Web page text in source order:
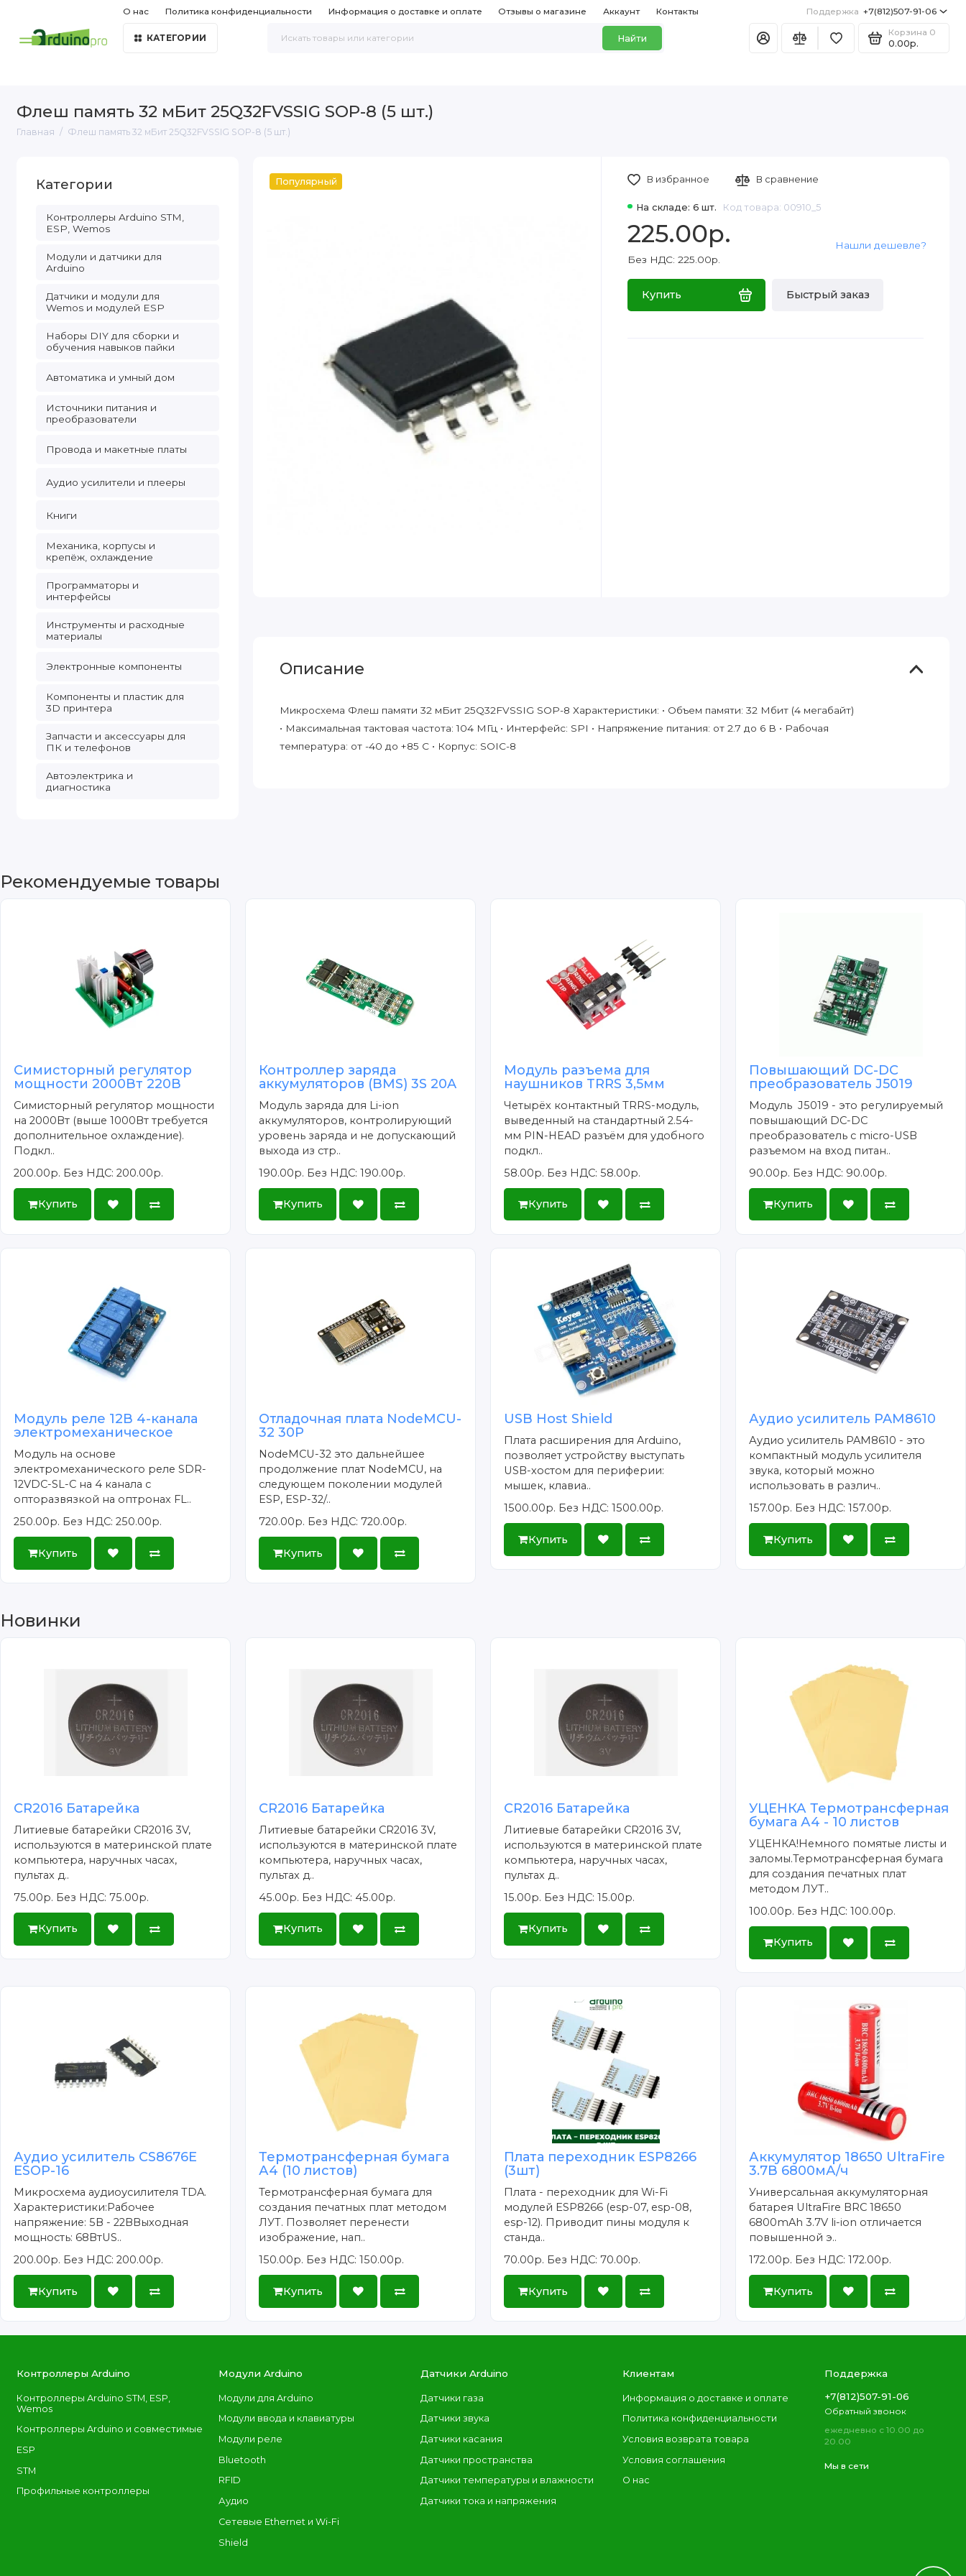
О нас Политика конфиденциальности Информация о доставке и оплате Отзывы о магазине Аккаунт Контакты Поддержка +7(812)507-91-06
КАТЕГОРИИ Найти
Корзина 0
0.00р.
Флеш память 32 мБит 25Q32FVSSIG SOP-8 (5 шт.)
Главная Флеш память 32 мБит 25Q32FVSSIG SOP-8 (5 шт.)
Категории
Контроллеры Arduino STM,
ESP, Wemos
Модули и датчики для
Arduino
Датчики и модули для
Wemos и модулей ESP
Наборы DIY для сборки и
обучения навыков пайки
Автоматика и умный дом
Источники питания и
преобразователи
Провода и макетные платы
Аудио усилители и плееры
Книги
Механика, корпусы и
крепёж, охлаждение
Программаторы и
интерфейсы
Инструменты и расходные
материалы
Электронные компоненты
Компоненты и пластик для
3D принтера
Запчасти и аксессуары для
ПК и телефонов
Автоэлектрика и
диагностика
Популярный
На складе: 6 шт. Код товара: 00910_5
225.00р.
Без НДС: 225.00р.
Купить Быстрый заказ
Нашли дешевле?
В избранное В сравнение
Описание
Микросхема Флеш памяти 32 мБит 25Q32FVSSIG SOP-8 Характеристики: • Объем памяти: 32 Мбит (4 мегабайт)
• Максимальная тактовая частота: 104 МГц • Интерфейс: SPI • Напряжение питания: от 2.7 до 6 В • Рабочая
температура: от -40 до +85 С • Корпус: SOIC-8
Рекомендуемые товары
Симисторный регулятор
мощности 2000Вт 220В
Симисторный регулятор мощности
на 2000Вт (выше 1000Вт требуется
дополнительное охлаждение).
Подкл..
200.00р. Без НДС: 200.00р.
Купить
Контроллер заряда
аккумуляторов (BMS) 3S 20A
Модуль заряда для Li-ion
аккумуляторов, контролирующий
уровень заряда и не допускающий
выхода из стр..
190.00р. Без НДС: 190.00р.
Купить
Модуль разъема для
наушников TRRS 3,5мм
Четырёх контактный TRRS-модуль,
выведенный на стандартный 2.54-
мм PIN-HEAD разъём для удобного
подкл..
58.00р. Без НДС: 58.00р.
Купить
Повышающий DC-DC
преобразователь J5019
Модуль J5019 - это регулируемый
повышающий DC-DC
преобразователь c micro-USB
разъемом на вход питан..
90.00р. Без НДС: 90.00р.
Купить
Модуль реле 12В 4-канала
электромеханическое
Модуль на основе
электромеханического реле SDR-
12VDC-SL-C на 4 канала с
опторазвязкой на оптронах FL..
250.00р. Без НДС: 250.00р.
Купить
Отладочная плата NodeMCU-
32 30P
NodeMCU-32 это дальнейшее
продолжение плат NodeMCU, на
следующем поколении модулей
ESP, ESP-32/..
720.00р. Без НДС: 720.00р.
Купить
USB Host Shield
Плата расширения для Arduino,
позволяет устройству выступать
USB-хостом для периферии:
мышек, клавиа..
1500.00р. Без НДС: 1500.00р.
Купить
Аудио усилитель PAM8610
Аудио усилитель PAM8610 - это
компактный модуль усилителя
звука, который можно
использовать в различ..
157.00р. Без НДС: 157.00р.
Купить
Новинки
CR2016 Батарейка
Литиевые батарейки CR2016 3V,
используются в материнской плате
компьютера, наручных часах,
пультах д..
75.00р. Без НДС: 75.00р.
Купить
CR2016 Батарейка
Литиевые батарейки CR2016 3V,
используются в материнской плате
компьютера, наручных часах,
пультах д..
45.00р. Без НДС: 45.00р.
Купить
CR2016 Батарейка
Литиевые батарейки CR2016 3V,
используются в материнской плате
компьютера, наручных часах,
пультах д..
15.00р. Без НДС: 15.00р.
Купить
УЦЕНКА Термотрансферная
бумага А4 - 10 листов
УЦЕНКА!Немного помятые листы и
заломы.Термотрансферная бумага
для создания печатных плат
методом ЛУТ..
100.00р. Без НДС: 100.00р.
Купить
Аудио усилитель CS8676E
ESOP-16
Микросхема аудиоусилителя TDA.
Характеристики:Рабочее
напряжение: 5В - 22ВВыходная
мощность: 68ВтUS..
200.00р. Без НДС: 200.00р.
Купить
Термотрансферная бумага
А4 (10 листов)
Термотрансферная бумага для
создания печатных плат методом
ЛУТ. Позволяет перенести
изображение, нап..
150.00р. Без НДС: 150.00р.
Купить
Плата переходник ESP8266
(3шт)
Плата - переходник для Wi-Fi
модулей ESP8266 (esp-07, esp-08,
esp-12). Приводит пины модуля к
станда..
70.00р. Без НДС: 70.00р.
Купить
Аккумулятор 18650 UltraFire
3.7В 6800мА/ч
Универсальная аккумуляторная
батарея UltraFire BRC 18650
6800mAh 3.7V li-ion отличается
повышенной э..
172.00р. Без НДС: 172.00р.
Купить
Контроллеры Arduino
Контроллеры Arduino STM, ESP,
Wemos
Контроллеры Arduino и совместимые
ESP
STM
Профильные контроллеры
Модули Arduino
Модули для Arduino
Модули ввода и клавиатуры
Модули реле
Bluetooth
RFID
Аудио
Сетевые Ethernet и Wi-Fi
Shield
Датчики Arduino
Датчики газа
Датчики звука
Датчики касания
Датчики пространства
Датчики температуры и влажности
Датчики тока и напряжения
Клиентам
Информация о доставке и оплате
Политика конфиденциальности
Условия возврата товара
Условия соглашения
О нас
Поддержка
+7(812)507-91-06
Обратный звонок
ежедневно с 10.00 до
20.00
Мы в сети